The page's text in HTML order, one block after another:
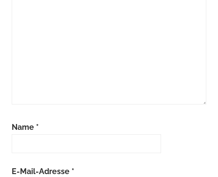
Name *
E-Mail-Adresse *